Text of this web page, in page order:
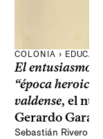
COLONIA ›
El entusiasmo
“época
valdense, el
Gerardo
Sebastián Rivero